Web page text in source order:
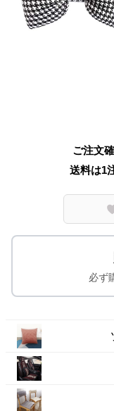
ご注文
送料は1
必ず